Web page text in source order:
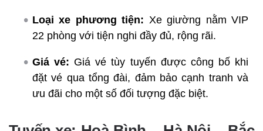
Loại xe phương tiện: Xe giường nằm VIP
22 phòng với tiện nghi đầy đủ, rộng rãi.
Giá vé: Giá vé tùy tuyến được công bố khi
đặt vé qua tổng đài, đảm bảo cạnh tranh và
ưu đãi cho một số đối tượng đặc biệt.